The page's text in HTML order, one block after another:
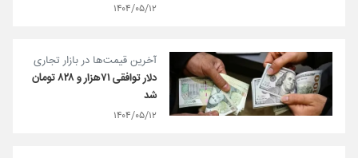
۱۴۰۴/۰۵/۱۲
آخرین قیمت‌ها در بازار تجاری
دلار توافقی ۷۱هزار و ۸۲۸ تومان
شد
۱۴۰۴/۰۵/۱۲